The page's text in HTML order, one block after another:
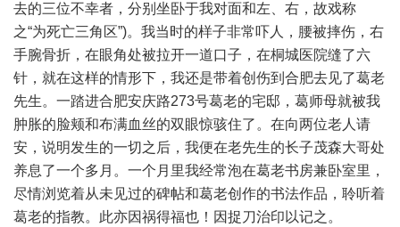
去的三位不幸者，分别坐卧于我对面和左、右，故戏称
之“为死亡三角区”)。我当时的样子非常吓人，腰被摔伤，右
手腕骨折，在眼角处被拉开一道口子，在桐城医院缝了六
针，就在这样的情形下，我还是带着创伤到合肥去见了葛老
先生。一踏进合肥安庆路273号葛老的宅邸，葛师母就被我
肿胀的脸颊和布满血丝的双眼惊骇住了。在向两位老人请
安，说明发生的一切之后，我便在老先生的长子茂森大哥处
养息了一个多月。一个月里我经常泡在葛老书房兼卧室里，
尽情浏览着从未见过的碑帖和葛老创作的书法作品，聆听着
葛老的指教。此亦因祸得福也！因捉刀治印以记之。